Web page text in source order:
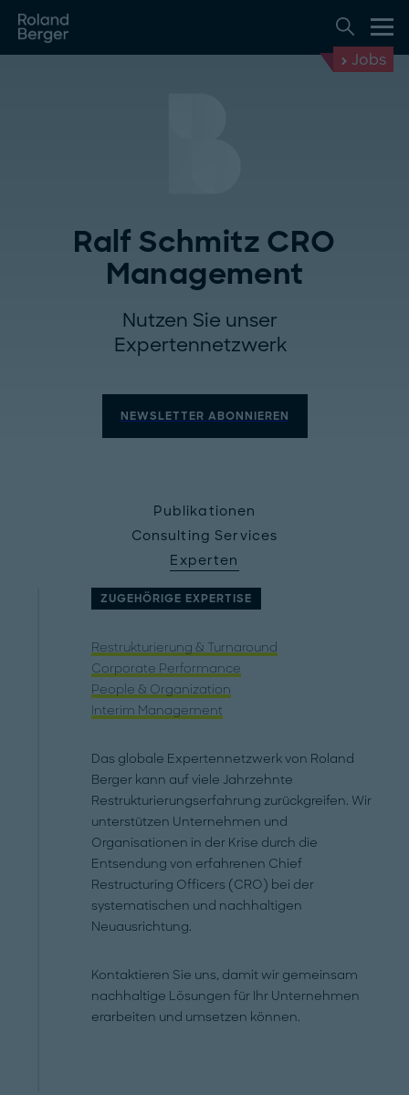
Jobs
Ralf Schmitz CRO
Management
Nutzen Sie unser
Expertennetzwerk
NEWSLETTER ABONNIEREN
Publikationen
Consulting Services
Experten
ZUGEHÖRIGE EXPERTISE
Restrukturierung & Turnaround
Corporate Performance
People & Organization
Interim Management
Das globale Expertennetzwerk von Roland
Berger kann auf viele Jahrzehnte
Restrukturierungserfahrung zurückgreifen. Wir
unterstützen Unternehmen und
Organisationen in der Krise durch die
Entsendung von erfahrenen Chief
Restructuring Officers (CRO) bei der
systematischen und nachhaltigen
Neuausrichtung.
Kontaktieren Sie uns, damit wir gemeinsam
nachhaltige Lösungen für Ihr Unternehmen
erarbeiten und umsetzen können.